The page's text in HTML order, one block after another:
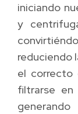
iniciando
y
reduciendo
el correcto
filtrarse